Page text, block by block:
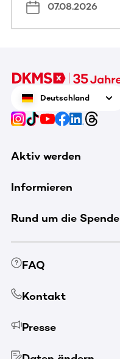
07.08.2026
Deutschland
Aktiv werden
Informieren
Rund um die Spende
FAQ
Kontakt
Presse